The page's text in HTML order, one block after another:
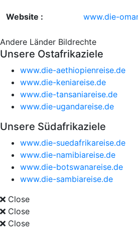
Website : www.die-
Andere Länder Bildrechte
Unsere Ostafrikaziele
www.die-aethiopienreise.de
www.die-keniareise.de
www.die-tansaniareise.de
www.die-ugandareise.de
Unsere Südafrikaziele
www.die-suedafrikareise.de
www.die-namibiareise.de
www.die-botswanareise.de
www.die-sambiareise.de
Close
Close
Close